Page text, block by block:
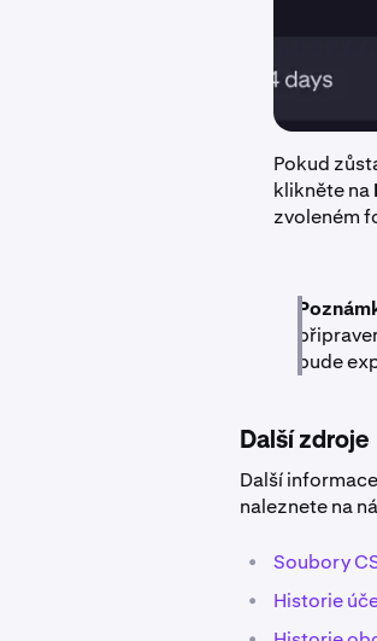
Pokud
klikněte na
zvoleném
bude
Další zdroje
Další
naleznete na
• Soubory
• Historie